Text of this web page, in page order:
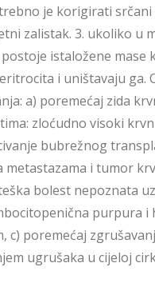
je korigirati srčani
zalistak. 3. ukoliko u
istaložene mase
i uništavaju ga.
a) poremećaj zida
zloćudno visoki
bubrežnog
metastazama i tumor
bolest nepoznata
purpura i
c) poremećaj
ugrušaka u cijeloj